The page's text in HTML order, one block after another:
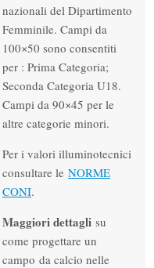
nazionali del Dipartimento
Femminile. Campi da
100×50 sono consentiti
per : Prima Categoria;
Seconda Categoria U18.
Campi da 90×45 per le
altre categorie minori.
Per i valori illuminotecnici
consultare le NORME
CONI.
Maggiori dettagli su
come progettare un
campo da calcio nelle